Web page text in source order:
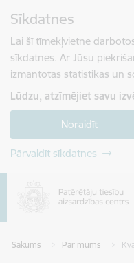
Sīkdatnes
Lai šī tīmekļvietne
sīkdatnes. Ar Jūsu
izmantotas statistikas un
Lūdzu, atzīmējiet savu
Noraidīt
Pārvaldīt sīkdatnes
Sākums Par mums